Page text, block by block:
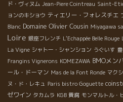
ド・ヴィヌム Jean-Piere Cointreau Saint-
ョンのキショウ ティエリー・フォレスチエ
Blanc Domaine Olivier Cousin Miyagawa
Loire 銀座フレンチ L'Echappée Belle Rouge
La Vigne シャトー・シャンション うぐいす
Frangins Vignerons KOMEZAWA BMOメン
ール・ドーマン Mas de la Font Ronde マク
ヌ・ド・レキュ Paris bistro Goguette
ゼワイン タカムラ KGB 貴腐 モンマルトル・